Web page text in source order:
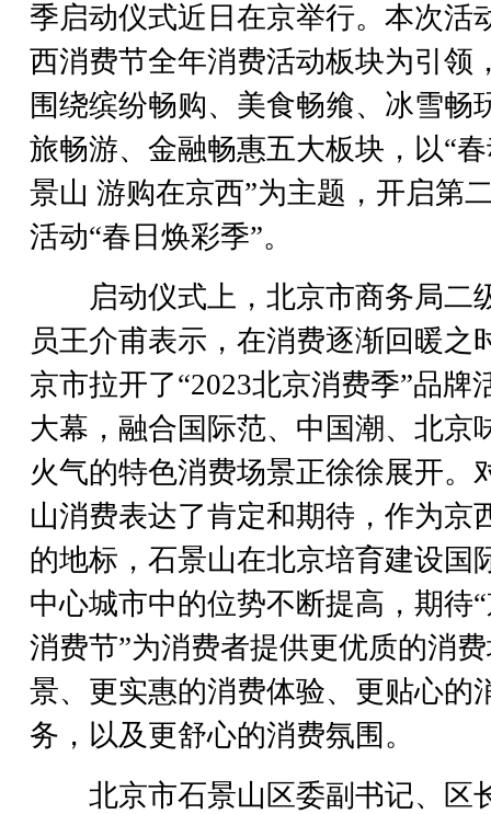
季启动仪式近日在京举行。本次活
西消费节全年消费活动板块为引领
围绕缤纷畅购、美食畅飨、冰雪畅
旅畅游、金融畅惠五大板块，以“
景山 游购在京西”为主题，开启第
活动“春日焕彩季”。
启动仪式上，北京市商务局二
员王介甫表示，在消费逐渐回暖之
京市拉开了“2023北京消费季”品牌
大幕，融合国际范、中国潮、北京
火气的特色消费场景正徐徐展开。
山消费表达了肯定和期待，作为京
的地标，石景山在北京培育建设国
中心城市中的位势不断提高，期待
消费节”为消费者提供更优质的消
景、更实惠的消费体验、更贴心的
务，以及更舒心的消费氛围。
北京市石景山区委副书记、区